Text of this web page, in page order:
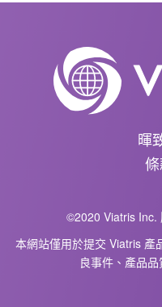
暉
©2020 Viatris Inc.
本網站僅用於提交 Viatris 產
良事件、產品